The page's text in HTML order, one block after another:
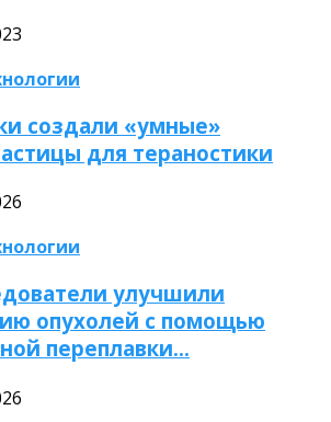
создали «умные»
для тераностики
улучшили
опухолей с помощью
переплавки…